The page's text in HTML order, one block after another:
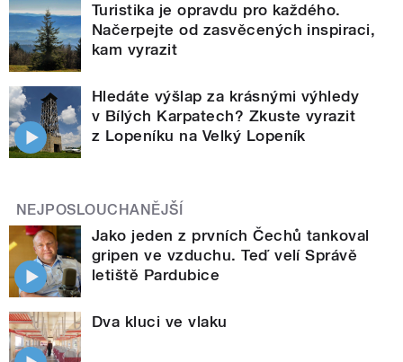
Turistika je opravdu pro každého.
Načerpejte od zasvěcených inspiraci,
kam vyrazit
Hledáte výšlap za krásnými výhledy
v Bílých Karpatech? Zkuste vyrazit
z Lopeníku na Velký Lopeník
NEJPOSLOUCHANĚJŠÍ
Jako jeden z prvních Čechů tankoval
gripen ve vzduchu. Teď velí Správě
letiště Pardubice
Dva kluci ve vlaku